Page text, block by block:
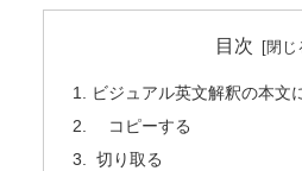
目次
ビジュアル英文解釈の本文
コピーする
切り取る